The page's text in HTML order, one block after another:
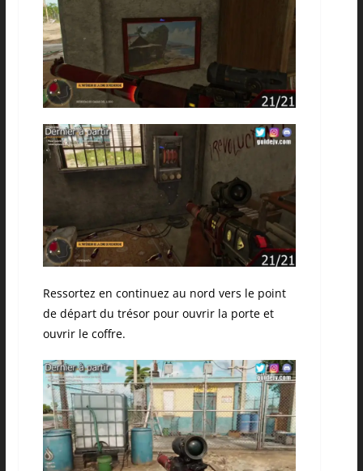
Ressortez en continuez au nord vers le point
de départ du trésor pour ouvrir la porte et
ouvrir le coffre.